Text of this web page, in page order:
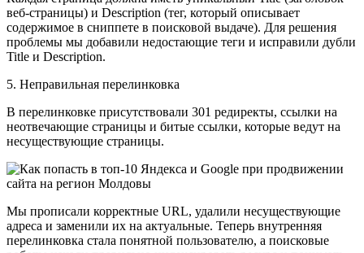
веб-страницы) и Description (тег, который описывает
содержимое в сниппете в поисковой выдаче). Для решения
проблемы мы добавили недостающие теги и исправили дубли
Title и Description.
5. Неправильная перелинковка
В перелинковке присутствовали 301 редиректы, ссылки на
неотвечающие страницы и битые ссылки, которые ведут на
несуществующие страницы.
Мы прописали корректные URL, удалили несуществующие
адреса и заменили их на актуальные. Теперь внутренняя
перелинковка стала понятной пользователю, а поисковые